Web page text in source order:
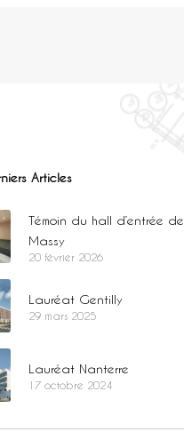
Articles
Témoin du hall d’entrée de
Massy
20 février 2026
Lauréat Gentilly
29 mars 2025
Lauréat Nanterre
17 octobre 2024